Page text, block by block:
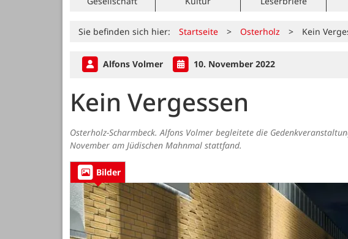
Sie befinden sich hier: Startseite > Osterholz > Kein
Alfons Volmer 10. November 2022
Kein Vergessen
Osterholz-Scharmbeck. Alfons Volmer begleitete die
November am Jüdischen Mahnmal stattfand.
Bilder